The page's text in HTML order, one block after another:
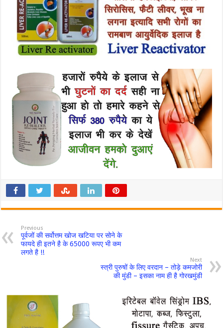
Previous
पूर्वजों की सर्वोत्तम खोज खटिया पर सोने के
फायदे ही इतने है के 65000 रूपए भी कम
लगते है !!
Next
स्त्री पुरुषों के लिए वरदान – तोड़े कमजोरी
की मुंडी – इसका नाम ही है गोरखमुंडी